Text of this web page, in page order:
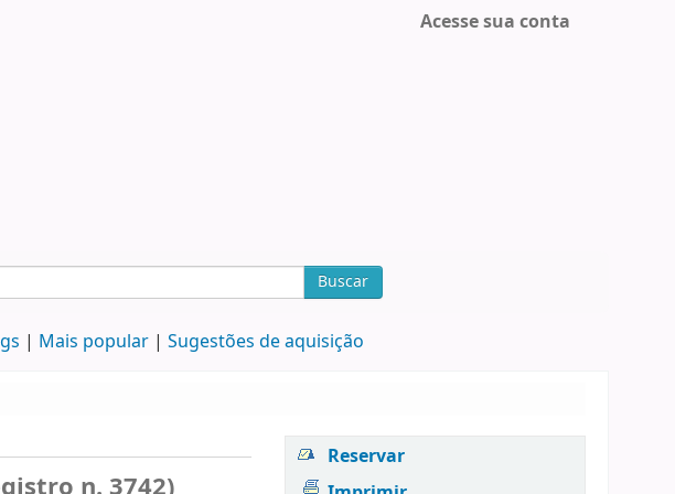
Acesse sua conta
Buscar
Mais popular Sugestões de aquisição
Reservar